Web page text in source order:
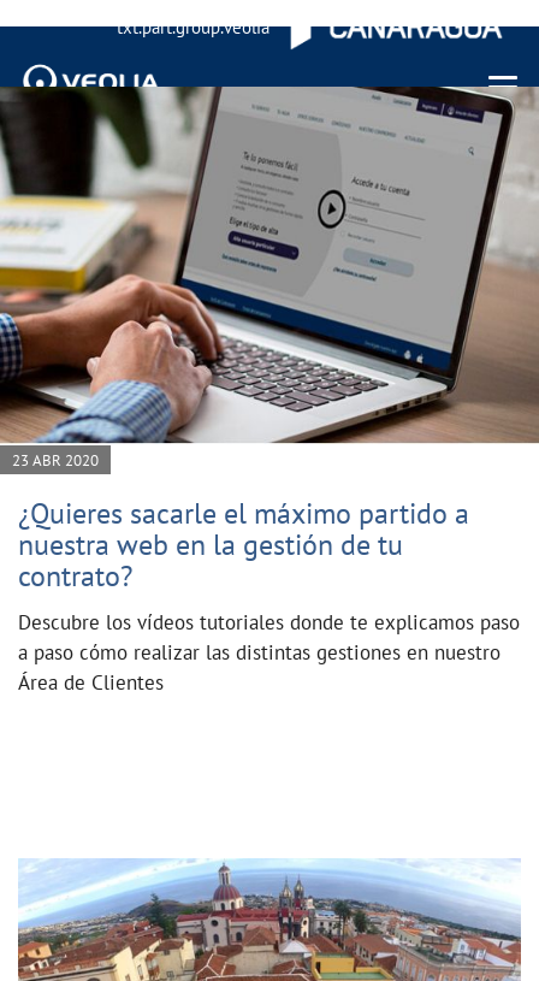
txt.part.group.veolia
Menu
23 ABR 2020
¿Quieres sacarle el máximo partido a
nuestra web en la gestión de tu
contrato?
Descubre los vídeos tutoriales donde te explicamos paso
a paso cómo realizar las distintas gestiones en nuestro
Área de Clientes